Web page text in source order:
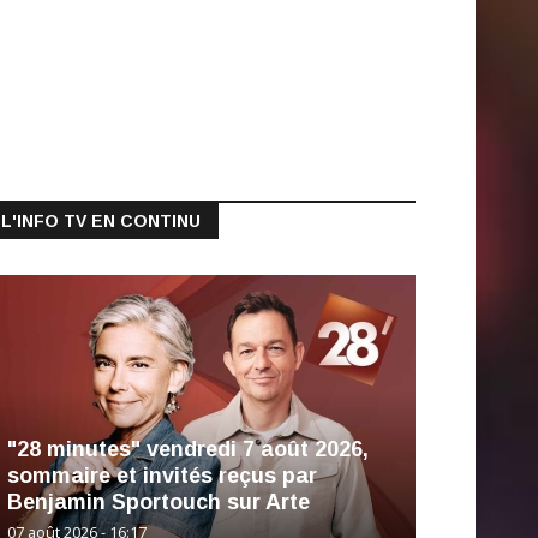
L'INFO TV EN CONTINU
"28 minutes" vendredi 7 août 2026,
sommaire et invités reçus par
Benjamin Sportouch sur Arte
07 août 2026 - 16:17